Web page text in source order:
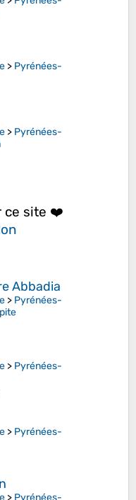
> Pyrénées-
> Pyrénées-
ce site ❤️
Abbadia
> Pyrénées-
> Pyrénées-
> Pyrénées-
> Pyrénées-